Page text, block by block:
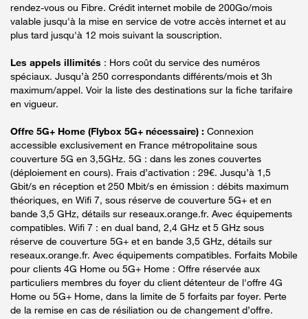
rendez-vous ou Fibre. Crédit internet mobile de 200Go/mois
valable jusqu'à la mise en service de votre accès internet et au
plus tard jusqu'à 12 mois suivant la souscription.
Les appels illimités : Hors coût du service des numéros
spéciaux. Jusqu’à 250 correspondants différents/mois et 3h
maximum/appel. Voir la liste des destinations sur la fiche tarifaire
en vigueur.
Offre 5G+ Home (Flybox 5G+ nécessaire) : Connexion
accessible exclusivement en France métropolitaine sous
couverture 5G en 3,5GHz. 5G : dans les zones couvertes
(déploiement en cours). Frais d’activation : 29€. Jusqu’à 1,5
Gbit/s en réception et 250 Mbit/s en émission : débits maximum
théoriques, en Wifi 7, sous réserve de couverture 5G+ et en
bande 3,5 GHz, détails sur reseaux.orange.fr. Avec équipements
compatibles. Wifi 7 : en dual band, 2,4 GHz et 5 GHz sous
réserve de couverture 5G+ et en bande 3,5 GHz, détails sur
reseaux.orange.fr. Avec équipements compatibles. Forfaits Mobile
pour clients 4G Home ou 5G+ Home : Offre réservée aux
particuliers membres du foyer du client détenteur de l'offre 4G
Home ou 5G+ Home, dans la limite de 5 forfaits par foyer. Perte
de la remise en cas de résiliation ou de changement d’offre.